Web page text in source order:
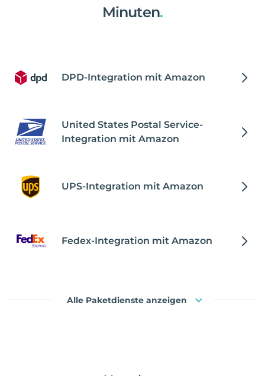
Minuten.
DPD-Integration mit Amazon
United States Postal Service-
Integration mit Amazon
UPS-Integration mit Amazon
Fedex-Integration mit Amazon
Alle Paketdienste anzeigen